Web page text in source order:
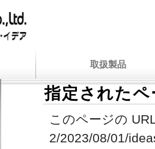
取扱製品
指定された
このページの
2/2023/08/01/